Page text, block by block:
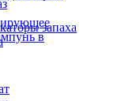
в
запаха